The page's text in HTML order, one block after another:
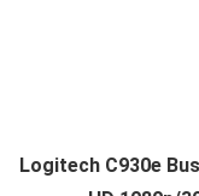
Logitech C930e